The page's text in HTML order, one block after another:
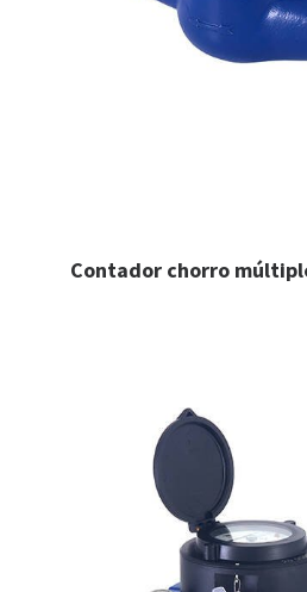
LEER MÁS
Contador chorro